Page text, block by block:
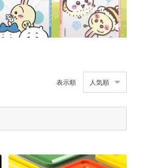
表示順 人気順